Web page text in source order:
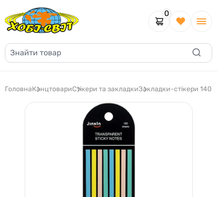
0
ГоловнаКанцтовариСтікери та закладкиЗакладки-стікери